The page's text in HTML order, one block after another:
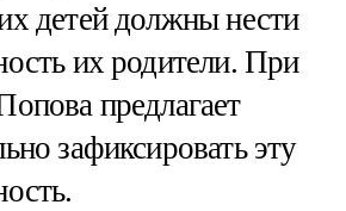
детей должны нести
их родители. При
предлагает
зафиксировать эту